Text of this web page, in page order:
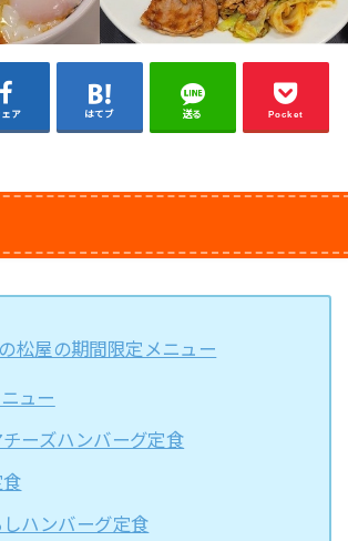
ェア はてブ 送る Pocket
松屋の期間限定メニュー
ュー
チーズハンバーグ定食
食
ハンバーグ定食